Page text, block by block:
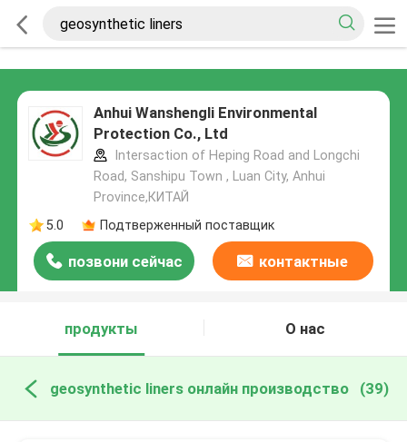
Anhui Wanshengli Environmental
Protection Co., Ltd
Intersaction of Heping Road and Longchi
Road, Sanshipu Town , Luan City, Anhui
Province,КИТАЙ
5.0
Подтверженный поставщик
позвони сейчас контактные
продукты
О нас
geosynthetic liners онлайн производство (39)